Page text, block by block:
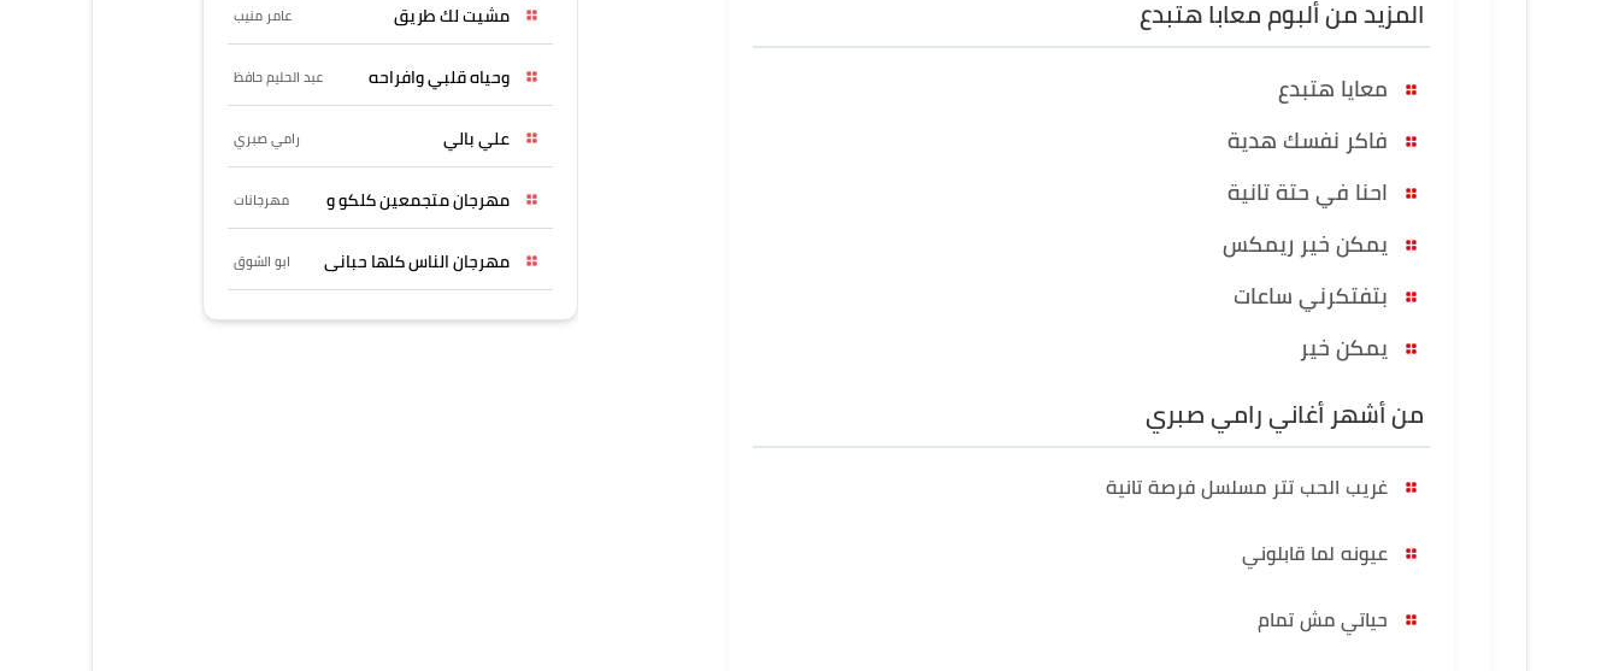
المزيد من ألبوم معابا هتبدع
معايا هتبدع
فاكر نفسك هدية
احنا في حتة تانية
يمكن خير ريمكس
بتفتكرني ساعات
يمكن خير
من أشهر أغاني رامي صبري
غريب الحب تتر مسلسل فرصة تانية
عيونه لما قابلوني
حياتي مش تمام
مشيت لك طريق عامر منيب
وحياه قلبي وافراحه عبد الحليم حافظ
علي بالي رامي صبري
مهرجان متجمعين كلكو و مهرجانات
مهرجان الناس كلها حبانى ابو الشوق